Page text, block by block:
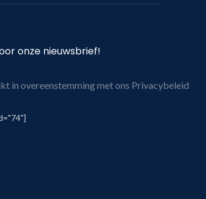
onze nieuwsbrief!
in overeenstemming met ons Privacybeleid